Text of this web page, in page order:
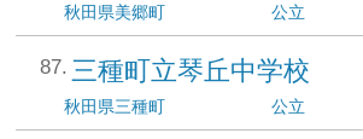
秋田県美郷町 公立
三種町立琴丘中学校
秋田県三種町 公立